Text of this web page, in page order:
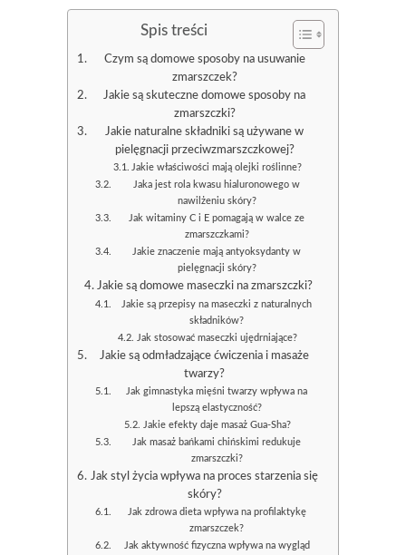
Spis treści
Czym są domowe sposoby na usuwanie
zmarszczek?
Jakie są skuteczne domowe sposoby na
zmarszczki?
Jakie naturalne składniki są używane w
pielęgnacji przeciwzmarszczkowej?
Jakie właściwości mają olejki roślinne?
Jaka jest rola kwasu hialuronowego w
nawilżeniu skóry?
Jak witaminy C i E pomagają w walce ze
zmarszczkami?
Jakie znaczenie mają antyoksydanty w
pielęgnacji skóry?
Jakie są domowe maseczki na zmarszczki?
Jakie są przepisy na maseczki z naturalnych
składników?
Jak stosować maseczki ujędrniające?
Jakie są odmładzające ćwiczenia i masaże
twarzy?
Jak gimnastyka mięśni twarzy wpływa na
lepszą elastyczność?
Jakie efekty daje masaż Gua-Sha?
Jak masaż bańkami chińskimi redukuje
zmarszczki?
Jak styl życia wpływa na proces starzenia się
skóry?
Jak zdrowa dieta wpływa na profilaktykę
zmarszczek?
Jak aktywność fizyczna wpływa na wygląd